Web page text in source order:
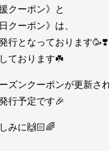
クーポン》と
クーポン》は、
行となっております🥳❣️
ております☘️
ズンクーポンが更新さ
行予定です🎉
みに🙌🏻🌈